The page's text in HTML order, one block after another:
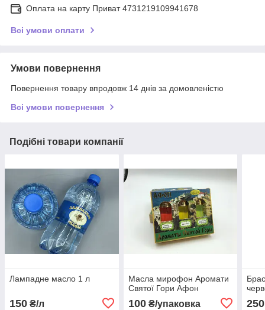
Оплата на карту Приват 4731219109941678
Всі умови оплати
Умови повернення
Повернення товару впродовж 14 днів за домовленістю
Всі умови повернення
Подібні товари компанії
Лампадне масло 1 л
150 ₴/л
Масла мирофон Аромати
Святої Гори Афон
100₴/упаковка 250